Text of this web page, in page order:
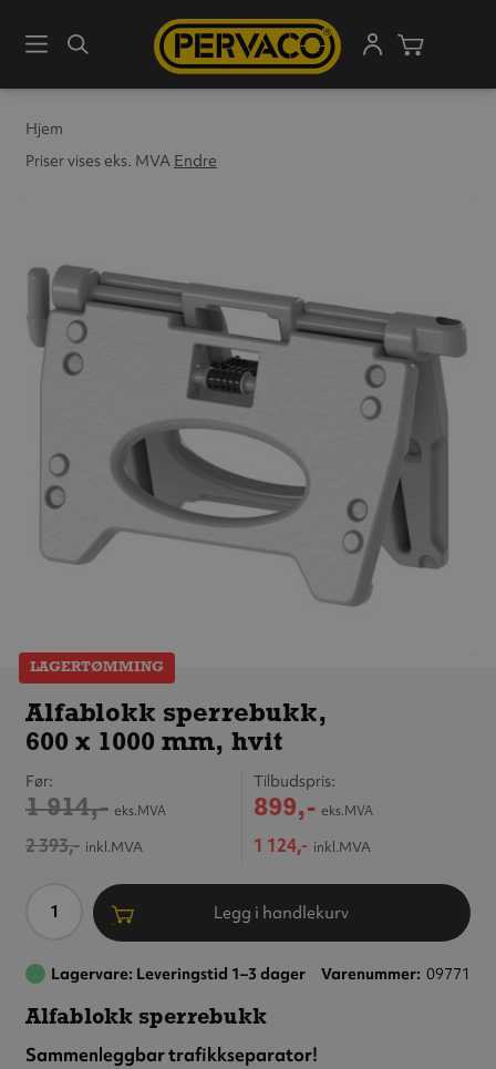
MenySøk
Hjem
Priser vises eks. MVA Endre
LAGERTØMMING
Alfablokk
600 x 1000 mm,
hvit
Alfablokk sperrebukk,
600 x 1000 mm, hvit
Tilbudspris
899,- eks.MVA
1 124,- inkl.MVA
Før
1 914,- eks.MVA
2 393,- inkl.MVA
Antall Legg i handlekurv
Lagervare: Leveringstid 1–3 dager Varenummer 09771
Alfablokk sperrebukk
Sammenleggbar trafikkseparator!